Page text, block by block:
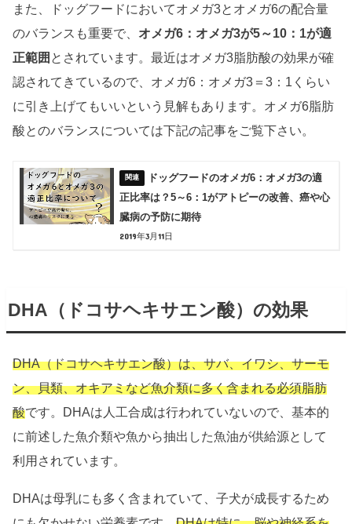
また、ドッグフードにおいてオメガ3とオメガ6の配合量
のバランスも重要で、 オメガ6：オメガ3が5～10：1が適
正範囲 とされています。最近はオメガ3脂肪酸の効果が確
認されてきているので、オメガ6：オメガ3＝3：1くらい
に引き上げてもいいという見解もあります。オメガ6脂肪
酸とのバランスについては下記の記事をご覧下さい。
ドッグフードのオメガ6：オメガ3の適
正比率は？5～6：1がアトピーの改善、癌や心
臓病の予防に期待
2019年3月11日
DHA（ドコサヘキサエン酸）の効果
DHA（ドコサヘキサエン酸）は、サバ、イワシ、サーモ
ン、貝類、オキアミなど魚介類に多く含まれる必須脂肪
酸です。DHAは人工合成は行われていないので、基本的
に前述した魚介類や魚から抽出した魚油が供給源として
利用されています。
DHAは母乳にも多く含まれていて、子犬が成長するため